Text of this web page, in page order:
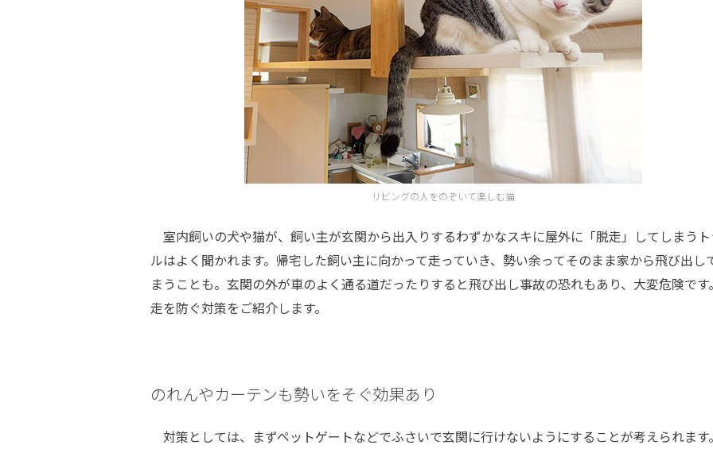
リビングの人をのぞいて楽しむ猫
室内飼いの犬や猫が、飼い主が玄関から出入りするわずかなスキに屋外に「脱走」してしまう
ルはよく聞かれます。帰宅した飼い主に向かって走っていき、勢い余ってそのまま家から飛び出し
まうことも。玄関の外が車のよく通る道だったりすると飛び出し事故の恐れもあり、大変危険です
走を防ぐ対策をご紹介します。
のれんやカーテンも勢いをそぐ効果あり
対策としては、まずペットゲートなどでふさいで玄関に行けないようにすることが考えられます